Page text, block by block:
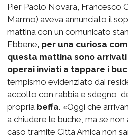
Pier Paolo Novara, Francesco
Marmo) aveva annunciato il
mattina con un comunicato
Ebbene, per una curiosa
questa mattina sono
operai inviati a tappare i
tempismo evidenziato dai
accolto con rabbia e sdegno,
propria beffa. «Oggi che
a chiudere le buche, ma se
caso tramite Città Amica non